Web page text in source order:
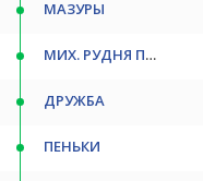
МАЗУРЫ
МИХ. РУДНЯ ПОВ
ДРУЖБА
ПЕНЬКИ